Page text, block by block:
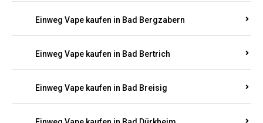
Einweg Vape kaufen in Bad Bergzabern
Einweg Vape kaufen in Bad Bertrich
Einweg Vape kaufen in Bad Breisig